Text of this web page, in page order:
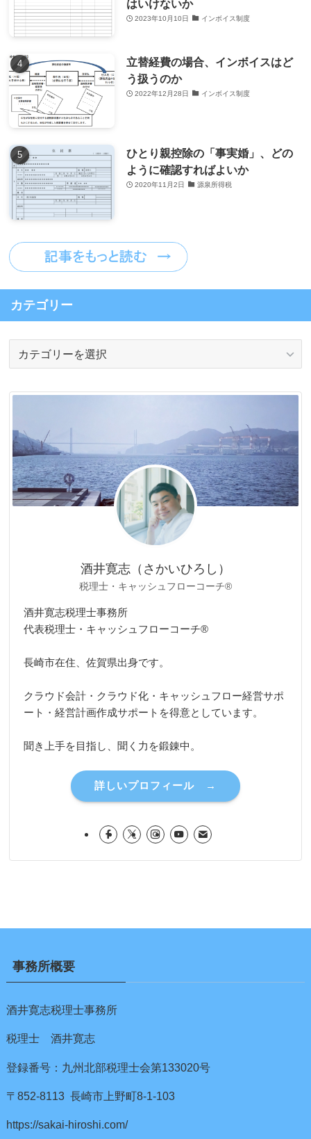
はいけないか
2023年10月10日 インボイス制度
立替経費の場合、インボイスはど
う扱うのか
2022年12月28日 インボイス制度
ひとり親控除の「事実婚」、どの
ように確認すればよいか
2020年11月2日 源泉所得税
カテゴリー
リ
酒井寛志（さかいひろし）
税理士・キャッシュフローコーチ®
酒井寛志税理士事務所
代表税理士・キャッシュフローコーチ®
長崎市在住、佐賀県出身です。
クラウド会計・クラウド化・キャッシュフロー経営サポ
ート・経営計画作成サポートを得意としています。
聞き上手を目指し、聞く力を鍛錬中。
詳しいプロフィール →
事務所概要
酒井寛志税理士事務所
税理士 酒井寛志
登録番号：九州北部税理士会第133020号
〒852-8113 長崎市上野町8-1-103
https://sakai-hiroshi.com/